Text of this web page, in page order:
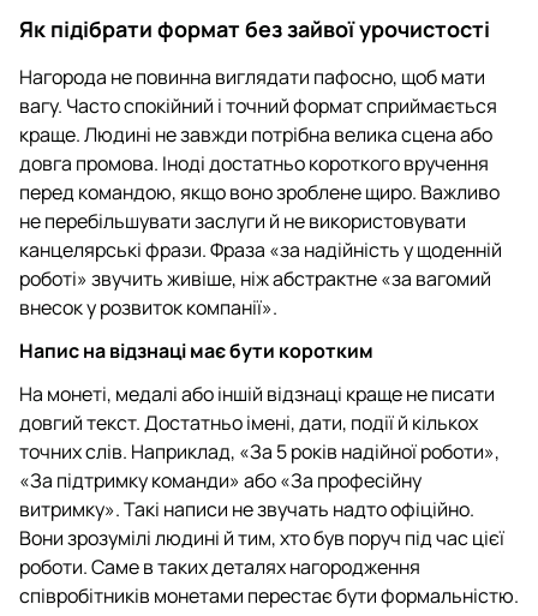
Як підібрати формат без зайвої урочистості
Нагорода не повинна виглядати пафосно, щоб мати
вагу. Часто спокійний і точний формат сприймається
краще. Людині не завжди потрібна велика сцена або
довга промова. Іноді достатньо короткого вручення
перед командою, якщо воно зроблене щиро. Важливо
не перебільшувати заслуги й не використовувати
канцелярські фрази. Фраза «за надійність у щоденній
роботі» звучить живіше, ніж абстрактне «за вагомий
внесок у розвиток компанії».
Напис на відзнаці має бути коротким
На монеті, медалі або іншій відзнаці краще не писати
довгий текст. Достатньо імені, дати, події й кількох
точних слів. Наприклад, «За 5 років надійної роботи»,
«За підтримку команди» або «За професійну
витримку». Такі написи не звучать надто офіційно.
Вони зрозумілі людині й тим, хто був поруч під час цієї
роботи. Саме в таких деталях нагородження
співробітників монетами перестає бути формальністю.